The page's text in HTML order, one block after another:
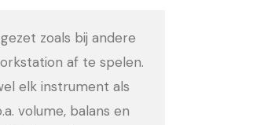
zoals bij andere
af te spelen.
elk instrument als
volume, balans en